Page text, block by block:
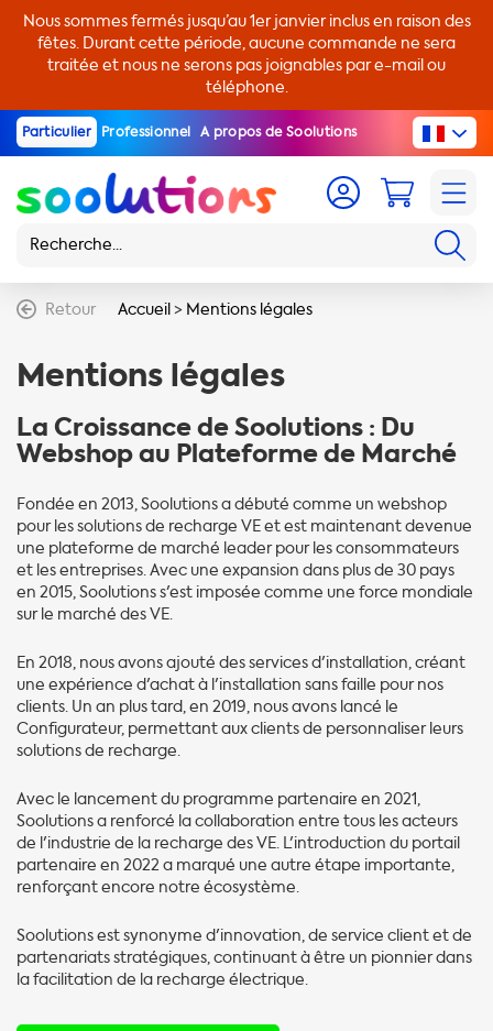
Nous sommes fermés jusqu’au 1er janvier inclus en raison des
fêtes. Durant cette période, aucune commande ne sera
traitée et nous ne serons pas joignables par e-mail ou
téléphone.
Particulier Professionnel A propos de Soolutions
Retour Accueil> Mentions légales
Mentions légales
La Croissance de Soolutions : Du
Webshop au Plateforme de Marché
Fondée en 2013, Soolutions a débuté comme un webshop
pour les solutions de recharge VE et est maintenant devenue
une plateforme de marché leader pour les consommateurs
et les entreprises. Avec une expansion dans plus de 30 pays
en 2015, Soolutions s'est imposée comme une force mondiale
sur le marché des VE.
En 2018, nous avons ajouté des services d'installation, créant
une expérience d'achat à l'installation sans faille pour nos
clients. Un an plus tard, en 2019, nous avons lancé le
Configurateur, permettant aux clients de personnaliser leurs
solutions de recharge.
Avec le lancement du programme partenaire en 2021,
Soolutions a renforcé la collaboration entre tous les acteurs
de l'industrie de la recharge des VE. L'introduction du portail
partenaire en 2022 a marqué une autre étape importante,
renforçant encore notre écosystème.
Soolutions est synonyme d'innovation, de service client et de
partenariats stratégiques, continuant à être un pionnier dans
la facilitation de la recharge électrique.